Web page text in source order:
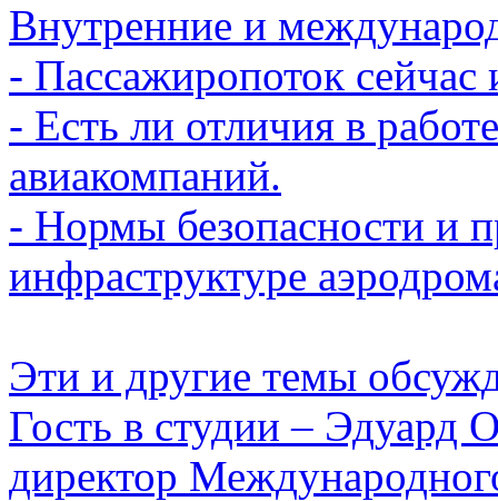
Внутренние и
- Пассажиропоток
- Есть ли отличия в
авиакомпаний.
- Нормы безопасности и
инфраструктуре
Эти и другие темы
Гость в студии – Эдуард
директор